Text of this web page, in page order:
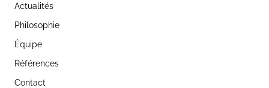
Actualités
Philosophie
Équipe
Références
Contact